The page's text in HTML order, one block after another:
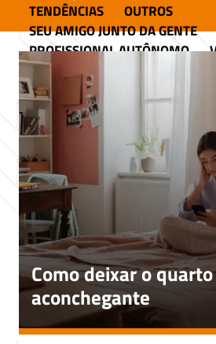
TENDÊNCIAS
OUTROS
SEU AMIGO JUNTO DA GENTE
PROFISSIONAL AUTÔNOMO
Como deixar o
aconchegante